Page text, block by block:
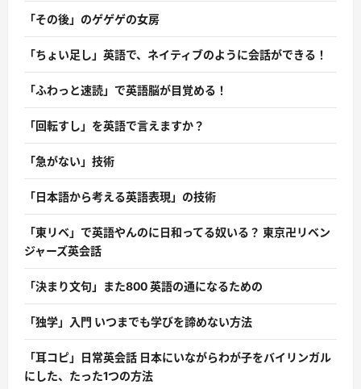
「その後」のゲゲゲの女房
「ちょい足し」英語で、ネイティブのように会話ができる！
「ふわっと速読」で英語脳が目覚める！
「回転すし」を英語で言えますか？
「急がない」技術
「日本語から考える英語表現」の技術
「東リベ」で英語やんのに日和ってる奴いる？ 東京卍リベン
ジャーズ英会話
「決まり文句」また800 英語の通になるための
「独学」入門 いつまでも学びを諦めない方法
「耳コピ」日常英会話 日本にいながらわが子をバイリンガル
にした、たった1つの方法